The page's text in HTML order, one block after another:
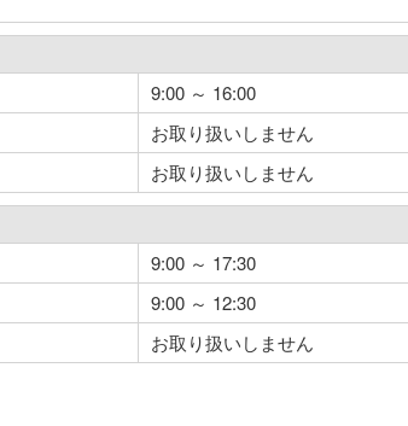
9:00 ～ 16:00
お取り扱いしません
お取り扱いしません
9:00 ～ 17:30
9:00 ～ 12:30
お取り扱いしません